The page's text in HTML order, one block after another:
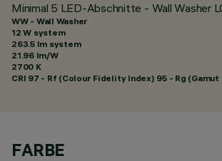
Minimal 5 LED-Abschnitte - Wall Washer
WW - Wall Washer
12 W system
263.5 lm system
21.96 lm/W
2700 K
CRI 97 - Rf (Colour Fidelity Index) 95 - Rg (Gamut
FARBE